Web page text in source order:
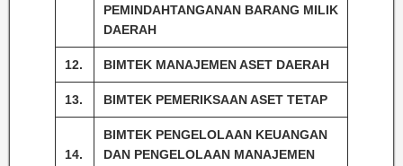
PEMINDAHTANGANAN BARANG MILIK
DAERAH
12. BIMTEK MANAJEMEN ASET DAERAH
13. BIMTEK PEMERIKSAAN ASET TETAP
14.
BIMTEK PENGELOLAAN KEUANGAN
DAN PENGELOLAAN MANAJEMEN